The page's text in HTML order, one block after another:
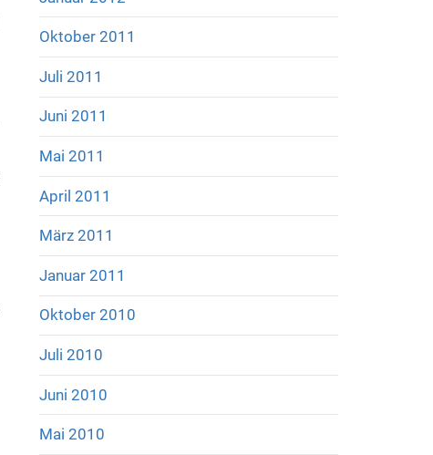
Oktober 2011
Juli 2011
Juni 2011
Mai 2011
April 2011
März 2011
Januar 2011
Oktober 2010
Juli 2010
Juni 2010
Mai 2010